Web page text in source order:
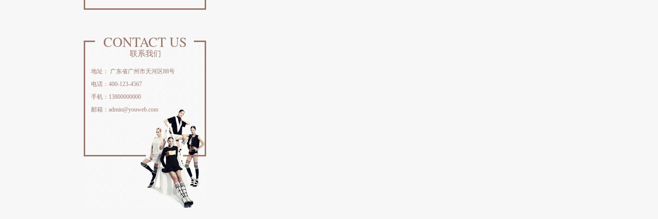
CONTACT US
联系我们
地址： 广东省广州市天河区88号
电话：400-123-4567
手机：13800000000
邮箱：admin@youweb.com